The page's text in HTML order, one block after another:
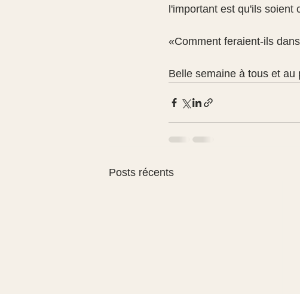
l'important est qu'ils
«Comment feraient-ils
Belle semaine à tous et
Posts récents